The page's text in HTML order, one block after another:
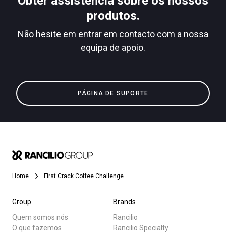
produtos.
Não hesite em entrar em contacto com a nossa
equipa de apoio.
PÁGINA DE SUPORTE
Home First Crack Coffee Challenge
Group
Quem somos nós
O que fazemos
Brands
Rancilio
Rancilio Specialty
Produtos
Descarregar